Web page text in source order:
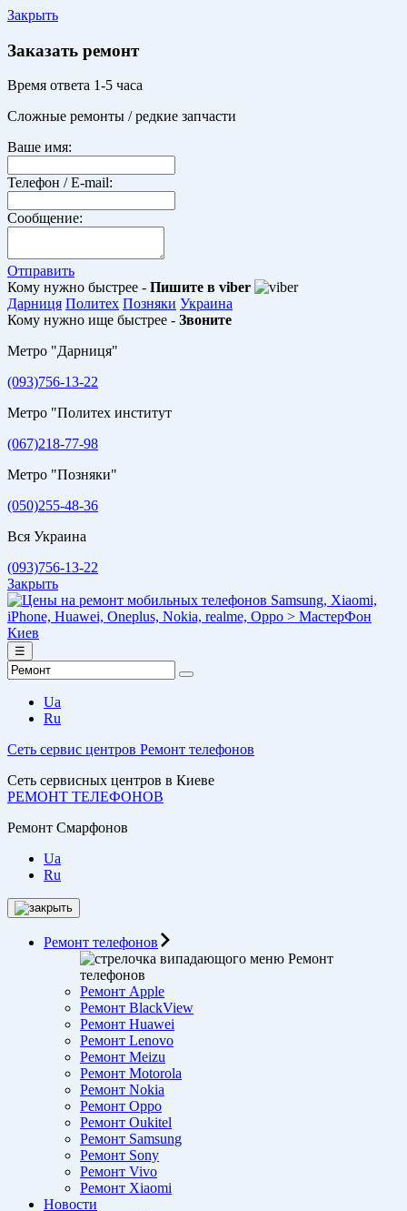
Закрыть
Заказать ремонт
Время ответа 1-5 часа
Сложные ремонты / редкие запчасти
Ваше имя:
Телефон / E-mail:
Сообщение:
Отправить
Кому нужно быстрее - Пишите в viber
Дарниця Политех Позняки Украина
Кому нужно ище быстрее - Звоните
Метро "Дарниця"
(093)756-13-22
Метро "Политех институт
(067)218-77-98
Метро "Позняки"
(050)255-48-36
Вся Украина
(093)756-13-22
Закрыть
☰
Ua
Ru
Сеть сервис центров Ремонт телефонов
Сеть сервисных центров в Киеве
РЕМОНТ ТЕЛЕФОНОВ
Ремонт Смарфонов
Ua
Ru
Ремонт телефонов
Ремонт
телефонов
Ремонт Apple
Ремонт BlackView
Ремонт Huawei
Ремонт Lenovo
Ремонт Meizu
Ремонт Motorоla
Ремонт Nokia
Ремонт Oppo
Ремонт Oukitel
Ремонт Samsung
Ремонт Sony
Ремонт Vivo
Ремонт Xiaomi
Новости